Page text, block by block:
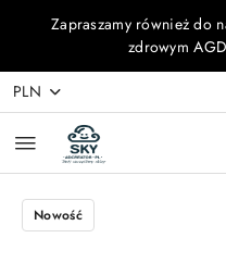
Przejdź do treści
Przejdź do
Przejdź do moje
Przejdź do menu
Przejdź do opisu
Przejdź do stopki
Zapraszamy również do
zdrowym
PLN
Nowość